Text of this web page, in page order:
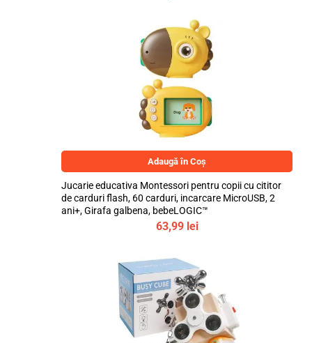
Adaugă în Coș
Jucarie educativa Montessori pentru copii cu cititor
de carduri flash, 60 carduri, incarcare MicroUSB, 2
ani+, Girafa galbena, bebeLOGIC™
63,99 lei